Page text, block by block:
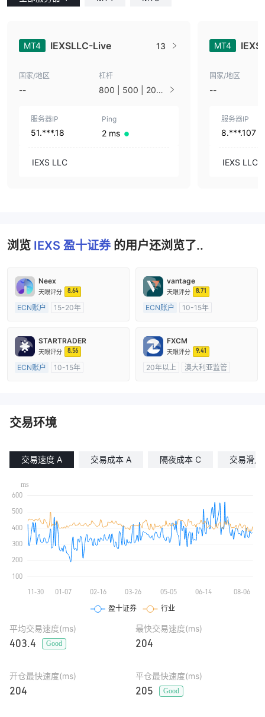
MT4 IEXSLLC-Live 13
国家/地区
--
杠杆
800 | 500 | 200 |
服务器IP
51.***.18
Ping
2 ms
IEXS LLC
MT4
国家/地区
--
服务器IP
8.***.107
IEXS LLC
浏览 IEXS 盈十证券的用户还浏览了..
Neex
天眼评分 8.64
ECN账户
15-20年
主标MT4
vantage
天眼评分 8.71
ECN账户
10-15年
主标MT4
STARTRADER
天眼评分 8.56
ECN账户
10-15年
FXCM
天眼评分 9.41
20年以上
澳大利亚监管
交易环境
交易速度 A 交易成本 A 隔夜成本 C 交易滑点
平均交易速度(ms)
403.4 Good
最快交易速度(ms)
204
开仓最快速度(ms)
204
平仓最快速度(ms)
205 Good